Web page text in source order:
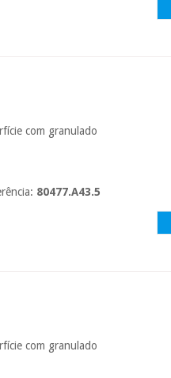
com granulado
80477.A43.5
com granulado